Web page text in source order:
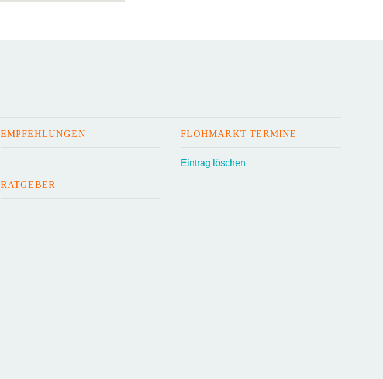
EMPFEHLUNGEN
RATGEBER
FLOHMARKT TERMINE
Eintrag löschen